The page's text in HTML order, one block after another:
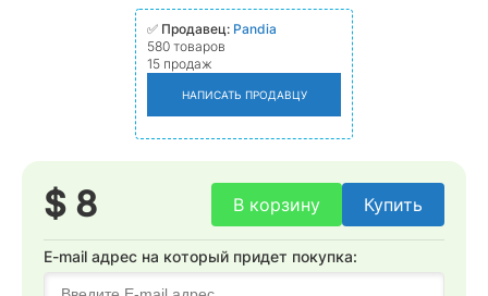
✅ Продавец: Pandia
580 товаров
15 продаж
НАПИСАТЬ ПРОДАВЦУ
$ 8 В корзину Купить
E-mail адрес на который придет покупка: